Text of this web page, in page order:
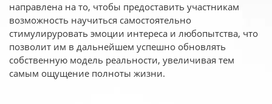
направлена на то, чтобы предоставить участникам
возможность научиться самостоятельно
стимулируровать эмоции интереса и любопытства, что
позволит им в дальнейшем успешно обновлять
собственную модель реальности, увеличивая тем
самым ощущение полноты жизни.